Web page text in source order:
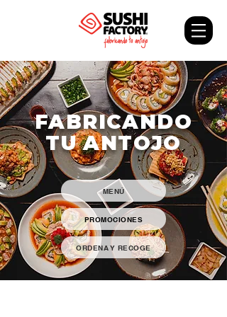
FABRICANDO
TU ANTOJO
MENÚ
PROMOCIONES
ORDENA Y RECOGE